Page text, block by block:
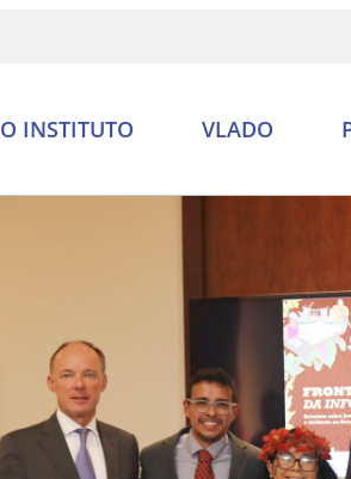
O INSTITUTO VLADO